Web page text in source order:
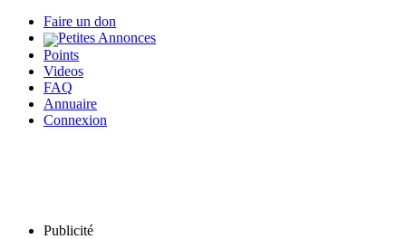
Faire un don
Petites Annonces
Points
Videos
FAQ
Annuaire
Connexion
Publicité